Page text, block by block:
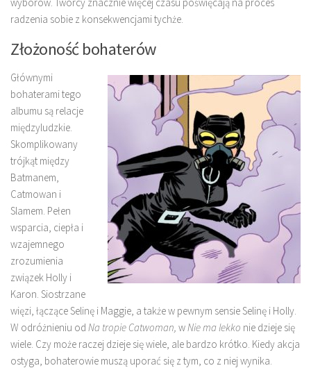
radzenia sobie z konsekwencjami tychże.
Złożoność bohaterów
Głównymi
bohaterami tego
albumu są relacje
międzyludzkie.
Skomplikowany
trójkąt między
Batmanem,
Catmowan i
Slamem. Pełen
wsparcia, ciepła i
wzajemnego
zrozumienia
związek Holly i
Karon. Siostrzane
więzi, łączące Selinę i Maggie, a także w pewnym sensie Selinę i Holly.
W odróżnieniu od Na tropie Catwoman, wNie ma lekko nie dzieje się
wiele. Czy może raczej dzieje się wiele, ale bardzo krótko. Kiedy akcja
ostyga, bohaterowie muszą uporać się z tym, co z niej wynika.